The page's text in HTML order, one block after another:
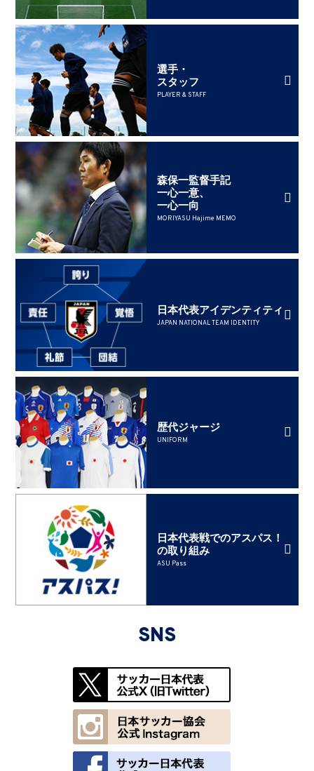
選手・
スタッフ
PLAYER & STAFF
森保一監督手記
一心一意、
一心一向
MORIYASU Hajime MEMO
日本代表アイデンティティ
JAPAN NATIONAL TEAM IDENTITY
歴代ジャージ
UNIFORM
日本代表戦でのアスパス！
の取り組み
ASU Pass
SNS